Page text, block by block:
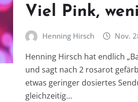
Viel Pink,
Henning Hirsch Nov.
Henning Hirsch hat endlich
und sagt nach 2 rosarot
etwas geringer dosiertes
gleichzeitig…